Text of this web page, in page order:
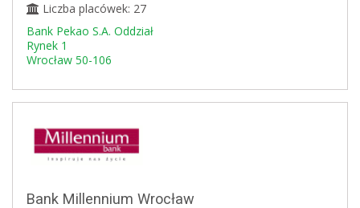
Liczba placówek: 27
Bank Pekao S.A. Oddział
Rynek 1
Wrocław 50-106
Bank Millennium Wrocław